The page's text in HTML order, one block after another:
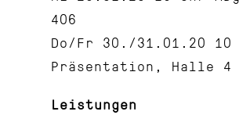
406
Do/Fr 30./31.01.20 10
Präsentation, Halle 4
Leistungen